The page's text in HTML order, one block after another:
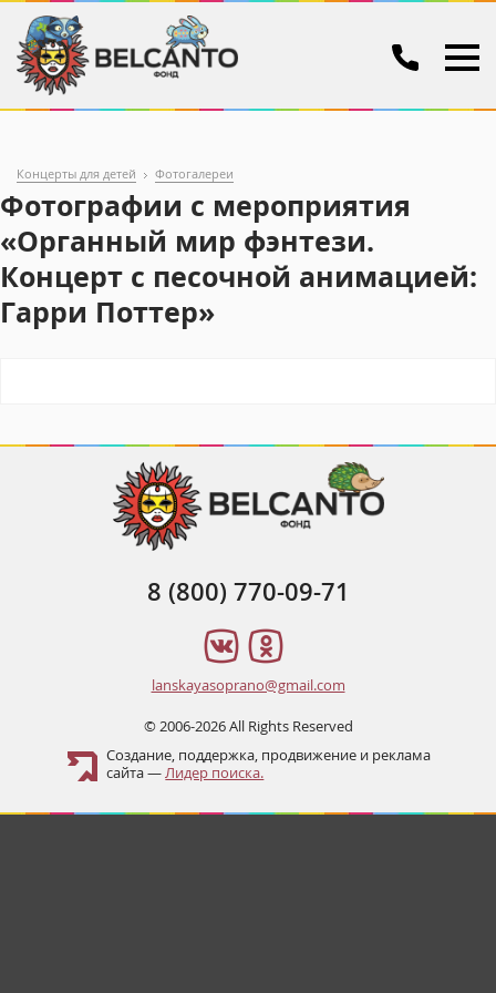
Концерты для детей Фотогалереи
Фотографии с мероприятия
«Органный мир фэнтези.
Концерт с песочной анимацией:
Гарри Поттер»
8 (800) 770-09-71
lanskayasoprano@gmail.com
© 2006-2026 All Rights Reserved
Создание, поддержка, продвижение и реклама
сайта —Лидер поиска.